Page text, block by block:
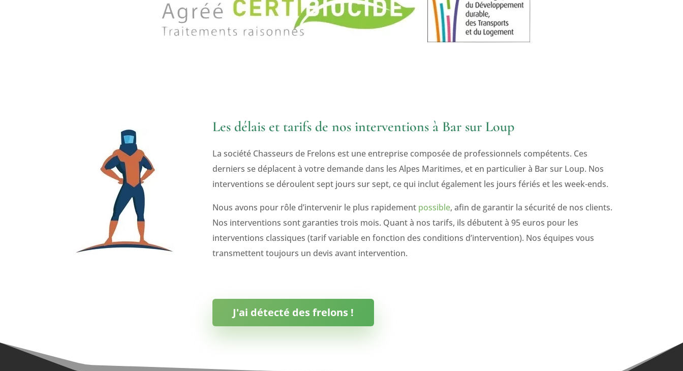
Les délais et tarifs de nos interventions à Bar sur Loup
La société Chasseurs de Frelons est une entreprise composée de professionnels compétents. Ces
derniers se déplacent à votre demande dans les Alpes Maritimes, et en particulier à Bar sur Loup. Nos
interventions se déroulent sept jours sur sept, ce qui inclut également les jours fériés et les week-ends.
Nous avons pour rôle d’intervenir le plus rapidement possible, afin de garantir la sécurité de nos clients.
Nos interventions sont garanties trois mois. Quant à nos tarifs, ils débutent à 95 euros pour les
interventions classiques (tarif variable en fonction des conditions d’intervention). Nos équipes vous
transmettent toujours un devis avant intervention.
J'ai détecté des frelons !